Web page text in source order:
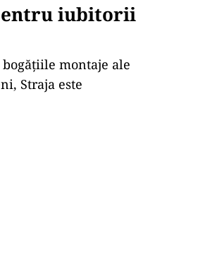
iubitorii
montaje ale
Straja este